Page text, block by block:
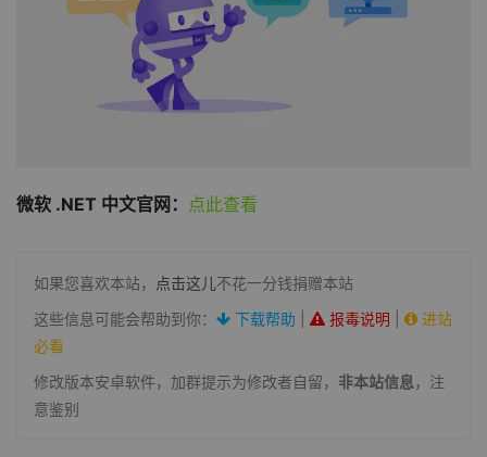
微软 .NET 中文官网： 点此查看
如果您喜欢本站， 点击这儿不花一分钱捐赠本站
这些信息可能会帮助到你：
下载帮助 报毒说明
进站
必看
修改版本安卓软件，加群提示为修改者自留， 非本站信息，注
意鉴别